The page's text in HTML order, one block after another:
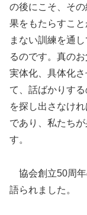
の後にこそ、そ
果をもたらすこ
まない訓練を通
るのです。真の
実体化、具体化
て、話ばかりす
を探し出さなけ
であり、私たち
す。
協会創立50周年
語られました。